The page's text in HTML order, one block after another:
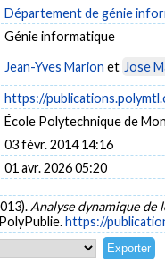
Département de génie
Génie informatique
Jean-Yves Marion et Jose
https://
École Polytechnique de
03 févr. 2014 14:16
01 avr. 2026 05:20
Analyse dynamique
https://